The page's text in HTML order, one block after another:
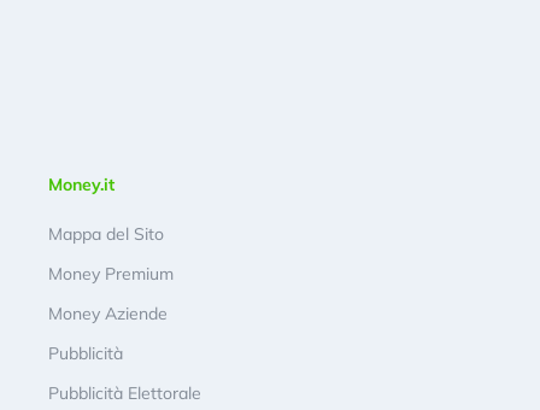
Money.it
Mappa del Sito
Money Premium
Money Aziende
Pubblicità
Pubblicità Elettorale